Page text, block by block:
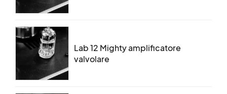
Lab 12 Mighty amplificatore
valvolare